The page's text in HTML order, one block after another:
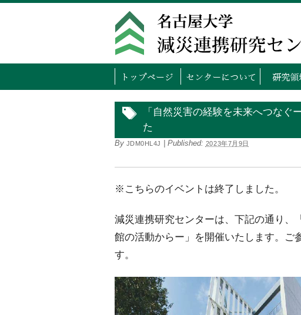
トップページ
「自然災害の経験を未来へつなぐ
た
By JDM0HL4J Published: 2023年7月9日
※こちらのイベントは終了しました。
減災連携研究センターは、下記の通り、
館の活動からー」を開催いたします。ご
す。